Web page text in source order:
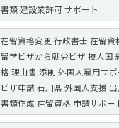
書類 建設業許可 サポート
在留資格変更 行政書士 在留資
留学ビザから就労ビザ 技人国
格 理由書 添削 外国人雇用サ
ビザ申請 石川県 外国人支援
書類作成 在留資格 申請サポー